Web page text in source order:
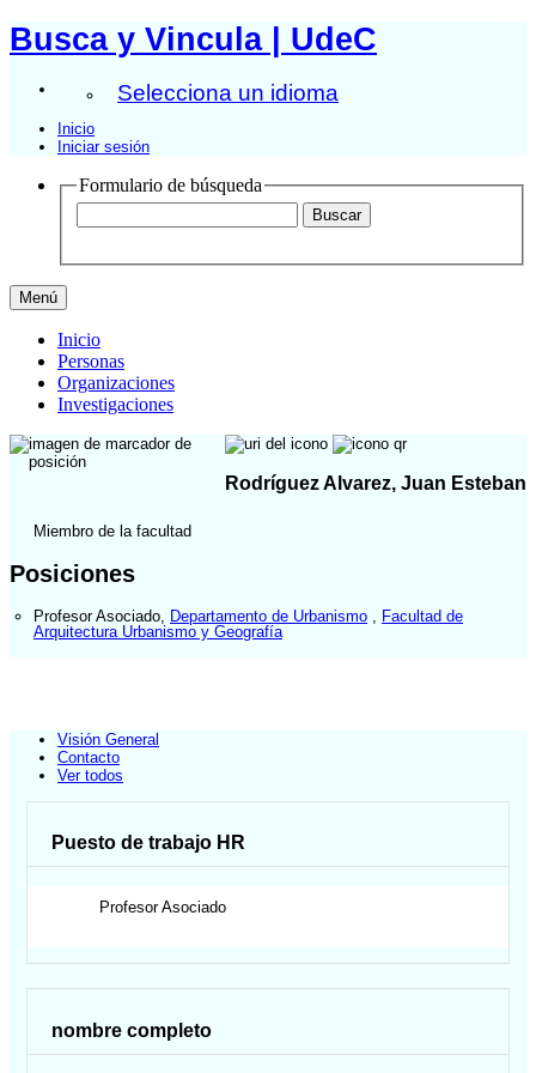
Busca y Vincula | UdeC
Selecciona un idioma
Inicio
Iniciar sesión
Formulario de búsqueda
Menú
Inicio
Personas
Organizaciones
Investigaciones
Rodríguez Alvarez, Juan Esteban
Miembro de la facultad
Posiciones
Profesor Asociado Departamento de Urbanismo
Facultad de
Arquitectura Urbanismo y Geografía
Visión General
Contacto
Ver todos
Puesto de trabajo HR
Profesor Asociado
nombre completo